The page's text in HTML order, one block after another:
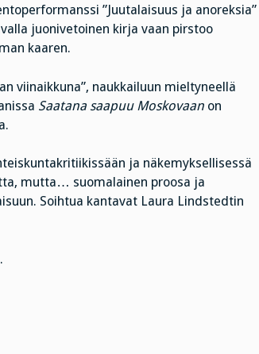
”Juutalaisuus ja anoreksia”
juonivetoinen kirja vaan pirstoo
kaaren.
viinaikkuna”, naukkailuun mieltyneellä
Saatana saapuu Moskovaanon
ja näkemyksellisessä
mutta… suomalainen proosa ja
Soihtua kantavat Laura Lindstedtin